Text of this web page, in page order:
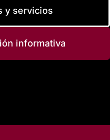
y servicios
informativa